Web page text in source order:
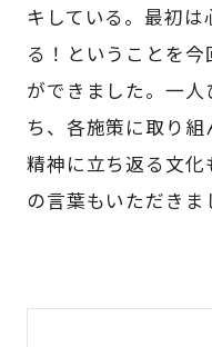
キしている。最初
る！ということを
ができました。一
ち、各施策に取り組
精神に立ち返る文
の言葉もいただきま